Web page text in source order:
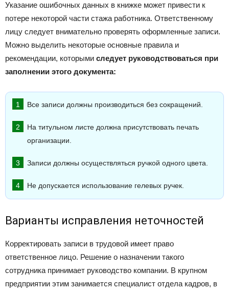
Указание ошибочных данных в книжке может привести к
потере некоторой части стажа работника. Ответственному
лицу следует внимательно проверять оформленные записи.
Можно выделить некоторые основные правила и
рекомендации, которыми следует руководствоваться при
заполнении этого документа:
Все записи должны производиться без сокращений.
На титульном листе должна присутствовать печать
организации.
Записи должны осуществляться ручкой одного цвета.
Не допускается использование гелевых ручек.
Варианты исправления неточностей
Корректировать записи в трудовой имеет право
ответственное лицо. Решение о назначении такого
сотрудника принимает руководство компании. В крупном
предприятии этим занимается специалист отдела кадров, в